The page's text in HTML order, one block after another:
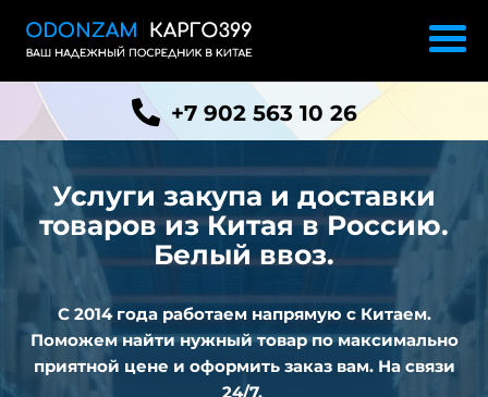
+7 902 563 10 26
Услуги закупа и доставки
товаров из Китая в Россию.
Белый ввоз.
С 2014 года работаем напрямую с Китаем.
Поможем найти нужный товар по максимально
приятной цене и оформить заказ вам. На связи
24/7.